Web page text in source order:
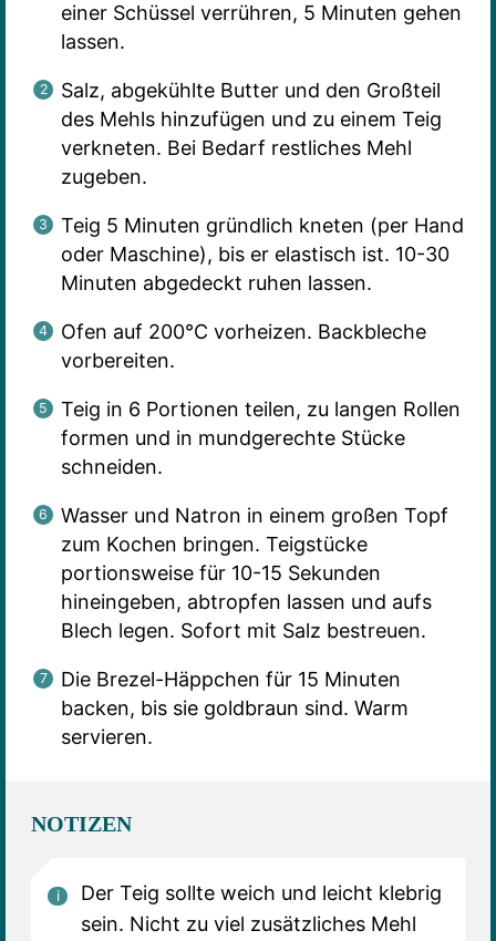
einer Schüssel verrühren, 5 Minuten gehen
lassen.
Salz, abgekühlte Butter und den Großteil
des Mehls hinzufügen und zu einem Teig
verkneten. Bei Bedarf restliches Mehl
zugeben.
Teig 5 Minuten gründlich kneten (per Hand
oder Maschine), bis er elastisch ist. 10-30
Minuten abgedeckt ruhen lassen.
Ofen auf 200°C vorheizen. Backbleche
vorbereiten.
Teig in 6 Portionen teilen, zu langen Rollen
formen und in mundgerechte Stücke
schneiden.
Wasser und Natron in einem großen Topf
zum Kochen bringen. Teigstücke
portionsweise für 10-15 Sekunden
hineingeben, abtropfen lassen und aufs
Blech legen. Sofort mit Salz bestreuen.
Die Brezel-Häppchen für 15 Minuten
backen, bis sie goldbraun sind. Warm
servieren.
NOTIZEN
Der Teig sollte weich und leicht klebrig
sein. Nicht zu viel zusätzliches Mehl